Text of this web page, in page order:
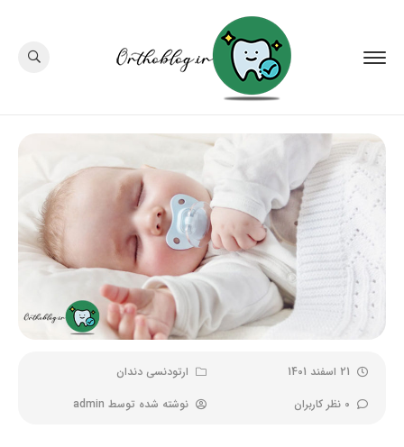
21 اسفند 1401
ارتودنسی دندان
0 نظر کاربران
نوشته شده توسط admin